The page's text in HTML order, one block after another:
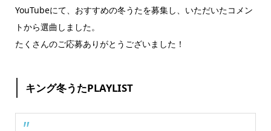
YouTubeにて、おすすめの冬うたを募集し、いただいたコメン
トから選曲しました。
たくさんのご応募ありがとうございました！
キング冬うたPLAYLIST